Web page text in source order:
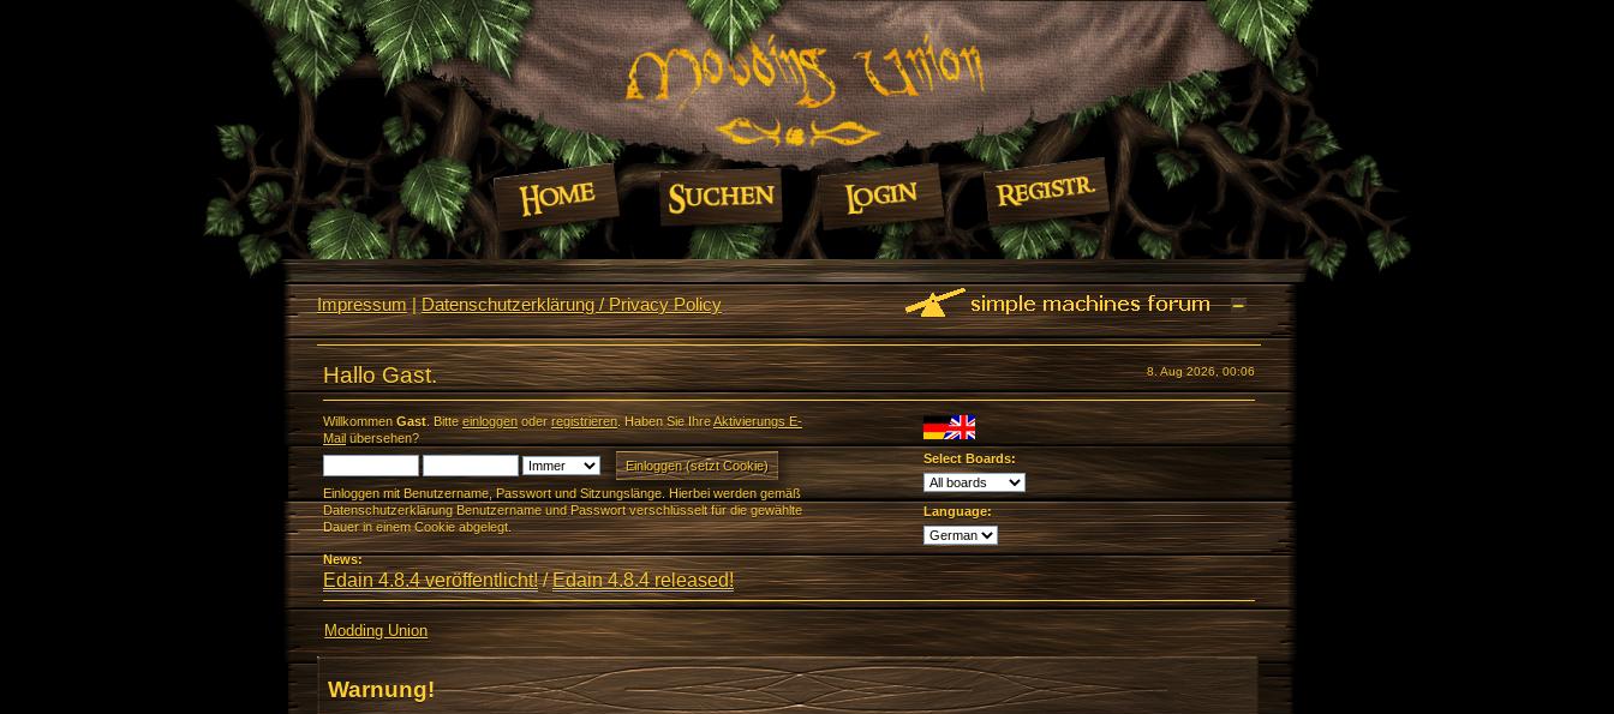
Impressum|Datenschutzerklärung / Privacy Policy
8. Aug 2026, 00:06
Hallo Gast.
Willkommen Gast. Bitte einloggenoderregistrieren. Haben Sie IhreAktivierungs E-
Mailübersehen?
Einloggen mit Benutzername, Passwort und Sitzungslänge. Hierbei werden gemäß
Datenschutzerklärung Benutzername und Passwort verschlüsselt für die gewählte
Dauer in einem Cookie abgelegt.
Select Boards:
Language:
News:
Edain 4.8.4 veröffentlicht!/Edain 4.8.4 released!
Modding Union
Warnung!